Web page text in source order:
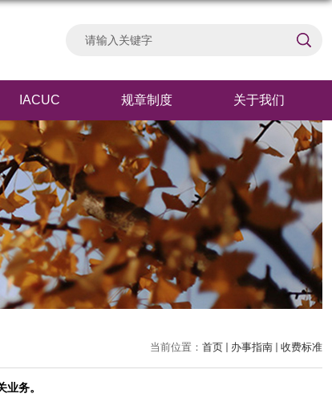
IACUC 规章制度 关于我们
当前位置： 首页 办事指南 收费标准
务。